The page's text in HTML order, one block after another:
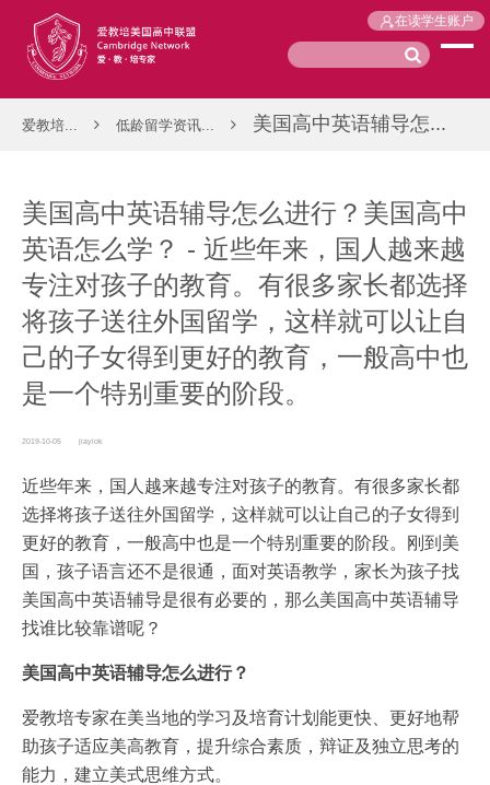
在读学生账户
爱教培... 低龄留学资讯... 美国高中英语辅导怎...
美国高中英语辅导怎么进行？美国高中
英语怎么学？ - 近些年来，国人越来越
专注对孩子的教育。有很多家长都选择
将孩子送往外国留学，这样就可以让自
己的子女得到更好的教育，一般高中也
是一个特别重要的阶段。
2019-10-05 jiayiok
近些年来，国人越来越专注对孩子的教育。有很多家长都
选择将孩子送往外国留学，这样就可以让自己的子女得到
更好的教育，一般高中也是一个特别重要的阶段。刚到美
国，孩子语言还不是很通，面对英语教学，家长为孩子找
美国高中英语辅导是很有必要的，那么美国高中英语辅导
找谁比较靠谱呢？
美国高中英语辅导怎么进行？
爱教培专家在美当地的学习及培育计划能更快、更好地帮
助孩子适应美高教育，提升综合素质，辩证及独立思考的
能力，建立美式思维方式。